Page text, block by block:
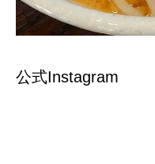
公式Instagram